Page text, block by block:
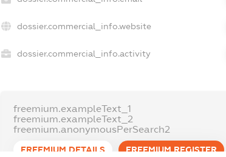
dossier.commercial_info.website
dossier.commercial_info.activity
freemium.exampleText_1
freemium.exampleText_2
freemium.anonymousPerSearch2
FREEMIUM.DETAILS FREEMIUM.REGISTER